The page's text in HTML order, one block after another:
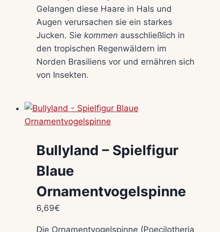
Gelangen diese Haare in Hals und
Augen verursachen sie ein starkes
Jucken. Sie kommen ausschließlich in
den tropischen Regenwäldern im
Norden Brasiliens vor und ernähren sich
von Insekten.
Bullyland – Spielfigur
Blaue
Ornamentvogelspinne
6,69€
Die Ornamentvogelspinne (Poecilotheria